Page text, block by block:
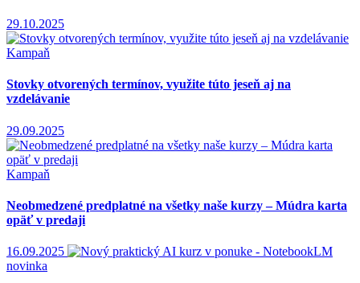
29.10.2025
Kampaň
Stovky otvorených termínov, využite túto jeseň aj na
vzdelávanie
29.09.2025
Kampaň
Neobmedzené predplatné na všetky naše kurzy – Múdra karta
opäť v predaji
16.09.2025
novinka